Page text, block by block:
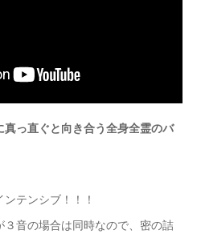
真っ直ぐと向き合う全身全霊のバ
テンシブ！！！
音の場合は同時なので、密の詰